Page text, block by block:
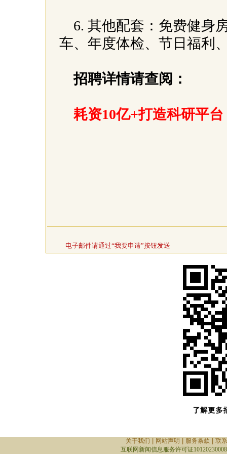
6. 其他配套：免费健身
车、年度体检、节日福利
招聘详情请查阅：
耗资10亿+打造科研平
电子邮件请通过“我要申请”按钮发送
关于我们 网站声明 服务条款
联
互联网新闻信息服务许可证10120230008